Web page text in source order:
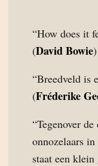
“How does it
(David Bowie)
“Breedveld is
(Fréderike
“Tegenover
onnozelaars
staat een